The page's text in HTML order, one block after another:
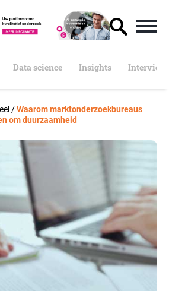
Data science Insights
/Waarom marktonderzoekbureaus
om duurzaamheid